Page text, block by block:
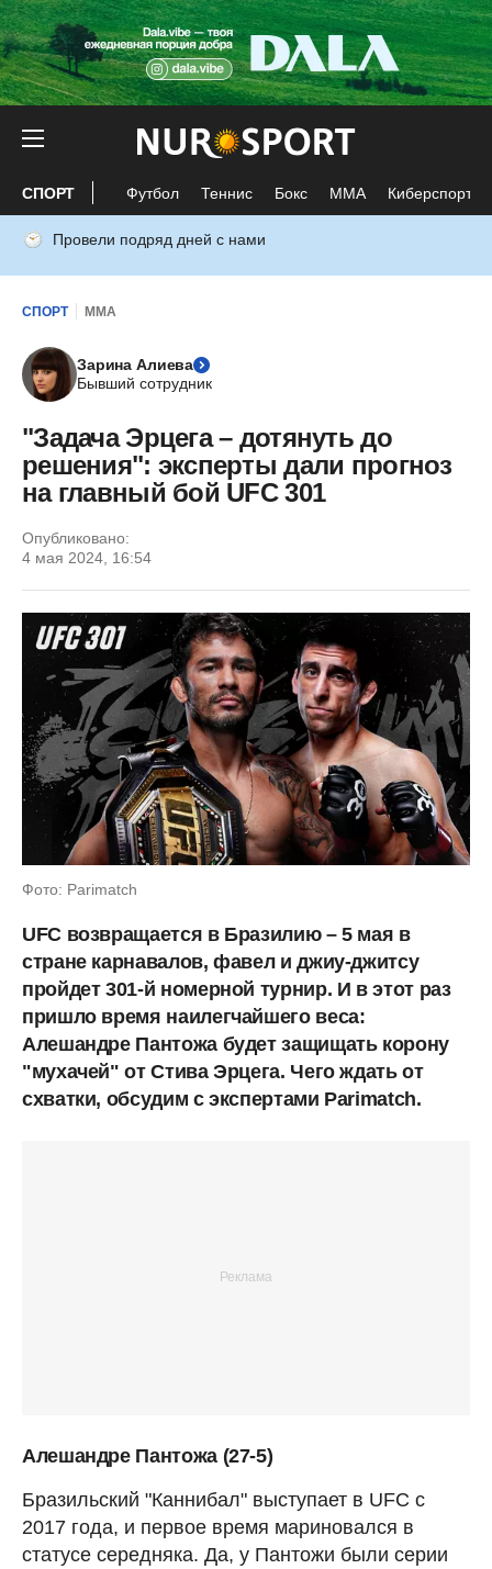
СПОРТ Футбол Теннис Бокс ММА Киберспорт
Провели подряд дней с нами
СПОРТ ММА
Зарина Алиева
Бывший сотрудник
"Задача Эрцега – дотянуть до
решения": эксперты дали прогноз
на главный бой UFC 301
Опубликовано:
4 мая 2024, 16:54
Фото: Parimatch
UFC возвращается в Бразилию – 5 мая в
стране карнавалов, фавел и джиу-джитсу
пройдет 301-й номерной турнир. И в этот раз
пришло время наилегчайшего веса:
Алешандре Пантожа будет защищать корону
"мухачей" от Стива Эрцега. Чего ждать от
схватки, обсудим с экспертами Parimatch.
Алешандре Пантожа (27-5)
Бразильский "Каннибал" выступает в UFC с
2017 года, и первое время мариновался в
статусе середняка. Да, у Пантожи были серии